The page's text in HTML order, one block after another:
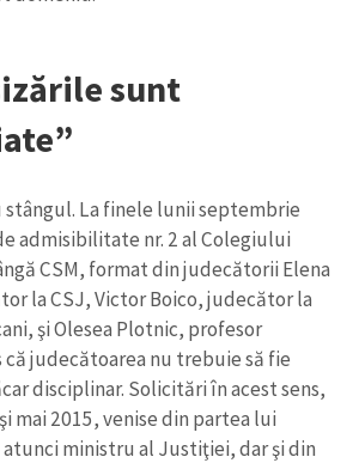
sunt
La finele lunii septembrie
admisibilitate nr. 2 al Colegiului
CSM, format din judecătorii Elena
la CSJ, Victor Boico, judecător la
şi Olesea Plotnic, profesor
că judecătoarea nu trebuie să fie
disciplinar. Solicitări în acest sens,
mai 2015, venise din partea lui
atunci ministru al Justiţiei, dar şi din